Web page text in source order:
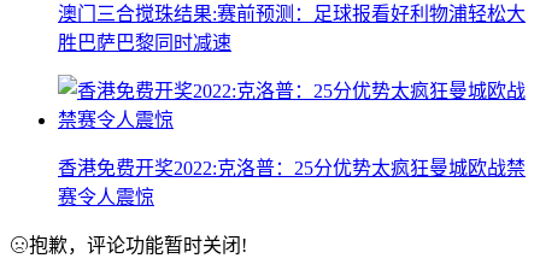
澳门三合搅珠结果:赛前预测：足球报看好利物浦轻松大
胜巴萨巴黎同时减速
香港免费开奖2022:克洛普：25分优势太疯狂曼城欧战禁
赛令人震惊
抱歉，评论功能暂时关闭!